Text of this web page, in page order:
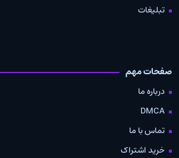
تبلیغات
صفحات مهم
درباره ما
DMCA
تماس با ما
خرید اشتراک